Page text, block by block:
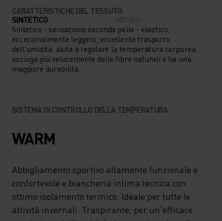
INDOSSARE SOTTO AGLI
SHORT O AGLI STRATI
INTERMEDI LUNGHI, I
PANTALONI PERFORMANCE
INDISPENSABILE PER IL
CARATTERISTICHE DEL TESSUTO
SINTETICO
Sintetico - sensazione seconda pelle - elastico,
eccezionalmente leggero, eccellente trasporto
dell'umidità, aiuta a regolare la temperatura corporea,
asciuga più velocemente delle fibre naturali e ha una
maggiore durabilità.
SISTEMA DI CONTROLLO DELLA TEMPERATURA
WARM
Abbigliamento sportivo altamente funzionale e
confortevole e biancheria intima tecnica con
ottimo isolamento termico. Ideale per tutte le
attività invernali. Traspirante, per un'efficace